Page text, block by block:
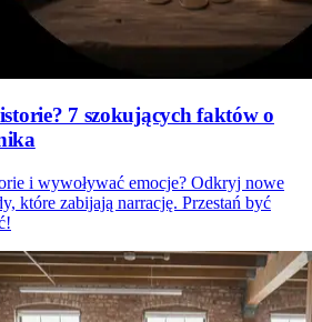
7 szokujących faktów o
i wywoływać emocje? Odkryj nowe
które zabijają narrację. Przestań być